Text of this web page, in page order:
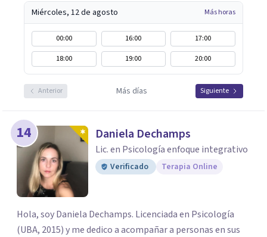
Miércoles, 12 de agosto Más horas
00:00 16:00
17:00
18:00
19:00 20:00
Anterior Más días Siguiente
14 Daniela Dechamps
Lic. en Psicología enfoque integrativo
Verificado Terapia Online
Hola, soy Daniela Dechamps. Licenciada en Psicología
(UBA, 2015) y me dedico a acompañar a personas en sus